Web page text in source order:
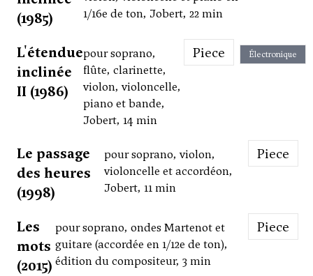
(1985)
1/16e de ton, Jobert, 22 min
L'étendue
inclinée
II (1986)
pour soprano,
flûte, clarinette,
violon, violoncelle,
piano et bande,
Jobert, 14 min
Piece Électronique
Le passage
des heures
(1998)
pour soprano, violon,
violoncelle et accordéon,
Jobert, 11 min
Piece
Les
mots
(2015)
pour soprano, ondes Martenot et
guitare (accordée en 1/12e de ton),
édition du compositeur, 3 min
Piece